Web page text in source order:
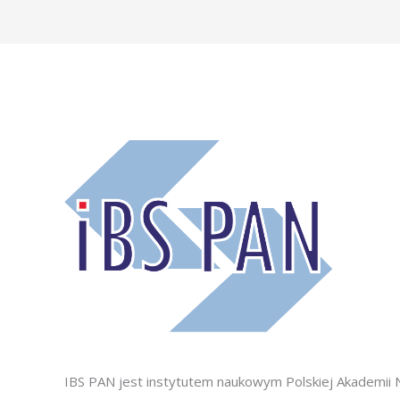
IBS PAN jest instytutem naukowym Polskiej Akademii